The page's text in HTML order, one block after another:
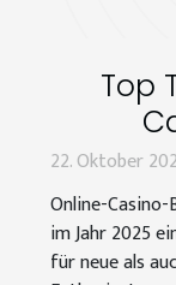
Top
22. Oktober
Online-Casino-
im Jahr 2025
für neue als